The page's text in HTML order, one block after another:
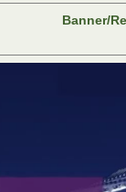
Banner/